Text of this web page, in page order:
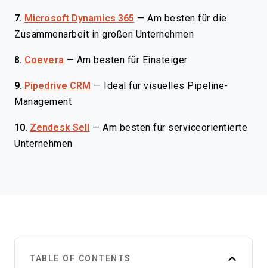
7. Microsoft Dynamics 365 —Am besten für die
Zusammenarbeit in großen Unternehmen
8. Coevera — Am besten für Einsteiger
9. Pipedrive CRM —
Ideal für visuelles Pipeline-
Management
10. Zendesk Sell —Am besten für serviceorientierte
Unternehmen
TABLE OF CONTENTS